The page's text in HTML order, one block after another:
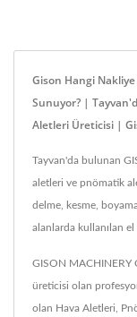
Gison Hangi
Sunuyor? |
Aletleri Üreticisi |
Tayvan'da bulunan
aletleri ve pnömatik
delme, kesme,
alanlarda kullanılan
GISON MACHINERY
üreticisi olan
olan Hava Aletleri,